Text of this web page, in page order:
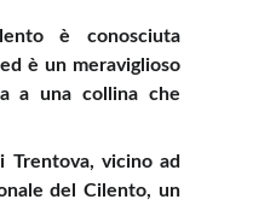
è conosciuta
è un meraviglioso
a una collina che
Trentova, vicino ad
del Cilento, un